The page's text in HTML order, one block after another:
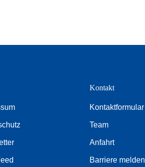
Kontakt
Kontaktformular
Team
Anfahrt
Barriere melden